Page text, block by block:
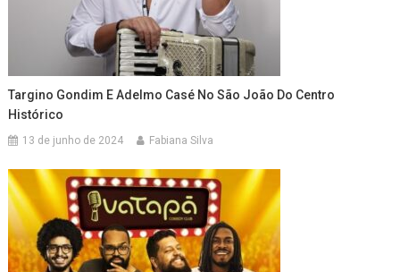
Targino Gondim E Adelmo Casé No São João Do Centro
Histórico
13 de junho de 2024 Fabiana Silva